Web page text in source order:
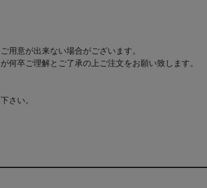
用意が出来ない場合がございます。
何卒ご理解とご了承の上ご注文をお願い致します。
さい。